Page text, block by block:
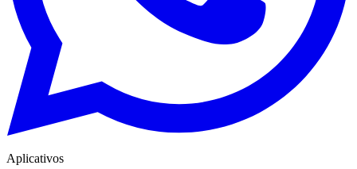
Aplicativos